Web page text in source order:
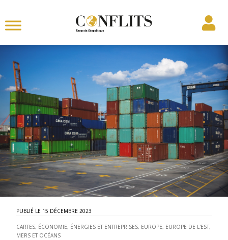
15 DÉCEMBRE 2023
CARTES, ÉCONOMIE, ÉNERGIES ET ENTREPRISES, EUROPE, EUROPE DE L'EST,
MERS ET OCÉANS